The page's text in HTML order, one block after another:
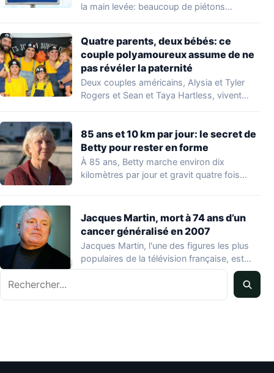
la main levée: beaucoup de piétons…
Quatre parents, deux bébés: ce
couple polyamoureux assume de ne
pas révéler la paternité
Deux couples américains, Alysia et Tyler
Rogers et Sean et Taya Hartless, vivent
85 ans et 10 km par jour: le secret de
Betty pour rester en forme
À 85 ans, Betty marche environ dix
kilomètres par jour et gravit quatre fois…
Jacques Martin, mort à 74 ans d’un
cancer généralisé en 2007
Jacques Martin, l'une des figures les plus
populaires de la télévision française, est
décédé…
Rechercher